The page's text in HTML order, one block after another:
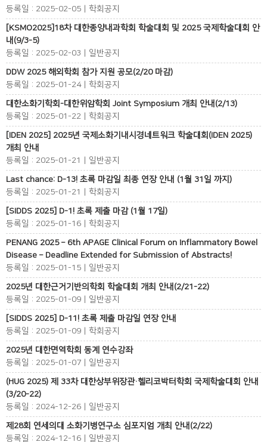
등록일 : 2025-02-05 | 학회공지
[KSMO2025]18차 대한종양내과학회 학술대회 및 2025 국제학술대회 안
내(9/3-5)
등록일 : 2025-02-03 | 일반공지
DDW 2025 해외학회 참가 지원 공모(2/20 마감)
등록일 : 2025-01-24 | 학회공지
대한소화기학회-대한위암학회 Joint Symposium 개최 안내(2/13)
등록일 : 2025-01-22 | 학회공지
[IDEN 2025] 2025년 국제소화기내시경네트워크 학술대회(IDEN 2025)
개최 안내
등록일 : 2025-01-21 | 일반공지
Last chance: D-13! 초록 마감일 최종 연장 안내 (1월 31일 까지)
등록일 : 2025-01-21 | 학회공지
[SIDDS 2025] D-1! 초록 제출 마감 (1월 17일)
등록일 : 2025-01-16 | 학회공지
PENANG 2025 – 6th APAGE Clinical Forum on Inflammatory Bowel
Disease – Deadline Extended for Submission of Abstracts!
등록일 : 2025-01-15 | 일반공지
2025년 대한근거기반의학회 학술대회 개최 안내(2/21-22)
등록일 : 2025-01-09 | 일반공지
[SIDDS 2025] D-11! 초록 제출 마감일 연장 안내
등록일 : 2025-01-09 | 학회공지
2025년 대한면역학회 동계 연수강좌
등록일 : 2025-01-07 | 일반공지
(HUG 2025) 제 33차 대한상부위장관·헬리코박터학회 국제학술대회 안내
(3/20-22)
등록일 : 2024-12-26 | 일반공지
제28회 연세의대 소화기병연구소 심포지엄 개최 안내(2/22)
등록일 : 2024-12-16 | 일반공지